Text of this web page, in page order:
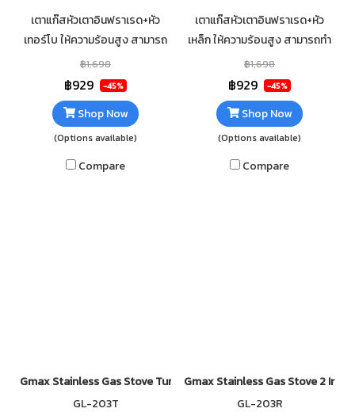
เตาแก๊สหัวเตาอินฟราเรด+หัว
เทอร์โบ ให้ความร้อนสูง สามารถ
ทำอาหารได้รวดเร็ว วัสดุตัวเตาส
แตนเลส แข็งแรง ทนทาน ไม่เป็น
สนิม ทำความสะอาดง่าย
฿1,698
฿929 -45%
Shop Now
(Options available)
Compare
เตาแก๊สหัวเตาอินฟราเรด+หัว
เหล็ก ให้ความร้อนสูง สามารถทำ
อาหารได้รวดเร็ว วัสดุตัวเตาส
แตนเลส แข็งแรง ทนทาน ไม่เป็น
สนิม ทำความสะอาดง่าย
฿1,698
฿929 -45%
Shop Now
(Options available)
Compare
Gmax Stainless Gas Stove Turbo Burner GL-201B
GL-203T
Gmax Stainless Gas Stove 2
GL-203R